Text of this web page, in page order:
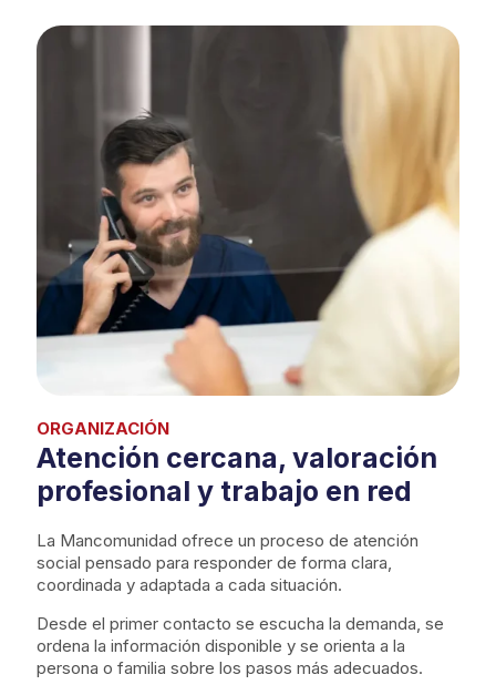
ORGANIZACIÓN
Atención cercana, valoración
profesional y trabajo en red
La Mancomunidad ofrece un proceso de atención
social pensado para responder de forma clara,
coordinada y adaptada a cada situación.
Desde el primer contacto se escucha la demanda, se
ordena la información disponible y se orienta a la
persona o familia sobre los pasos más adecuados.